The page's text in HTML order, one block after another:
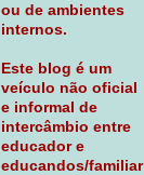
ou de ambientes
internos.
Este blog é um
veículo não oficial
e informal de
intercâmbio entre
educador e
educandos/familiar